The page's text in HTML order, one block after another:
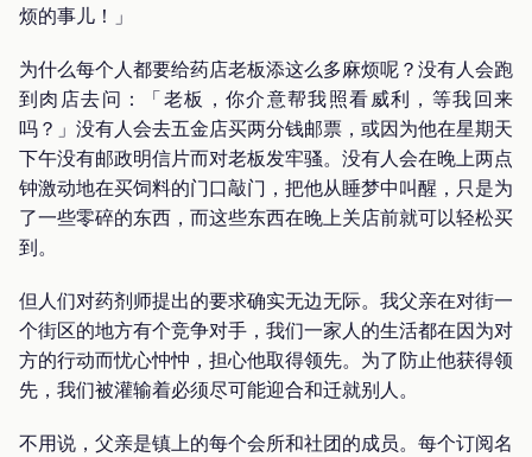
烦的事儿！」
为什么每个人都要给药店老板添这么多麻烦呢？没有人会跑
到肉店去问：「老板，你介意帮我照看威利，等我回来
吗？」没有人会去五金店买两分钱邮票，或因为他在星期天
下午没有邮政明信片而对老板发牢骚。没有人会在晚上两点
钟激动地在买饲料的门口敲门，把他从睡梦中叫醒，只是为
了一些零碎的东西，而这些东西在晚上关店前就可以轻松买
到。
但人们对药剂师提出的要求确实无边无际。我父亲在对街一
个街区的地方有个竞争对手，我们一家人的生活都在因为对
方的行动而忧心忡忡，担心他取得领先。为了防止他获得领
先，我们被灌输着必须尽可能迎合和迁就别人。
不用说，父亲是镇上的每个会所和社团的成员。每个订阅名